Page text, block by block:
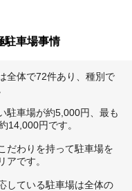
駐車場事情
全体で72件あり、種別で
駐車場が約5,000円、最も
14,000円です。
だわりを持って駐車場を
です。
している駐車場は全体の